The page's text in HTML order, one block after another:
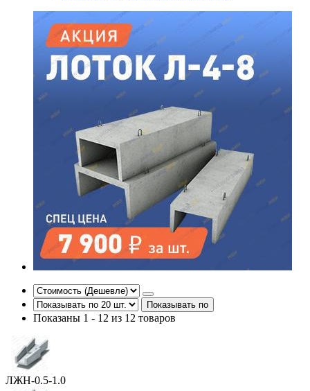
Показывать по
Показаны 1 - 12 из 12 товаров
ЛЖН-0.5-1.0